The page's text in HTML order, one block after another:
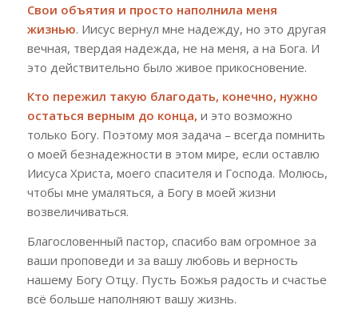
Свои объятия и просто наполнила меня
жизнью. Иисус вернул мне надежду, но это другая
вечная, твердая надежда, не на меня, а на Бога. И
это действительно было живое прикосновение.
Кто пережил такую благодать, конечно, нужно
остаться верным до конца, и это возможно
только Богу. Поэтому моя задача – всегда помнить
о моей безнадежности в этом мире, если оставлю
Иисуса Христа, моего спасителя и Господа. Молюсь,
чтобы мне умаляться, а Богу в моей жизни
возвеличиваться.
Благословенный пастор, спасибо вам огромное за
ваши проповеди и за вашу любовь и верность
нашему Богу Отцу. Пусть Божья радость и счастье
всё больше наполняют вашу жизнь.